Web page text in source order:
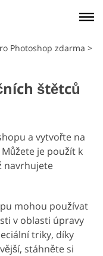
Photoshop zdarma >
štětců
a vytvořte na
je použít k
navrhujete
mohou používat
v oblasti úpravy
triky, díky
stáhněte si